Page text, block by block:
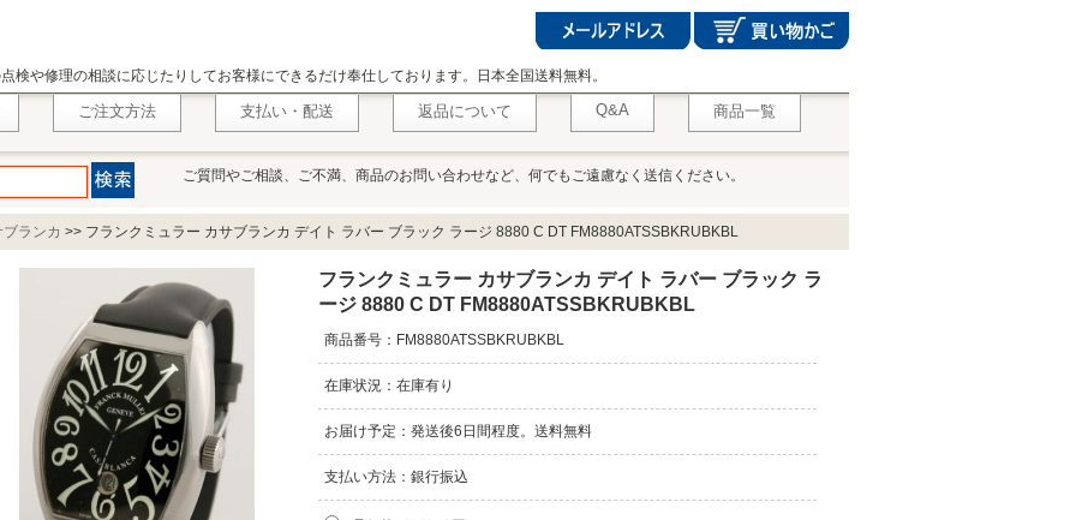
検や修理の相談に応じたりしてお客様にできるだけ奉仕しております。日本全国送料無料。
ご注文方法 支払い・配送 返品について Q&A 商品一覧
ご質問やご相談、ご不満、商品のお問い合わせなど、何でもご遠慮なく送信ください。
ブランカ >> フランクミュラー カサブランカ デイト ラバー ブラック ラージ 8880 C DT FM8880ATSSBKRUBKBL
フランクミュラー カサブランカ デイト ラバー ブラック ラ
ージ 8880 C DT FM8880ATSSBKRUBKBL
商品番号：FM8880ATSSBKRUBKBL
在庫状況：在庫有り
お届け予定：発送後6日間程度。送料無料
支払い方法：銀行振込